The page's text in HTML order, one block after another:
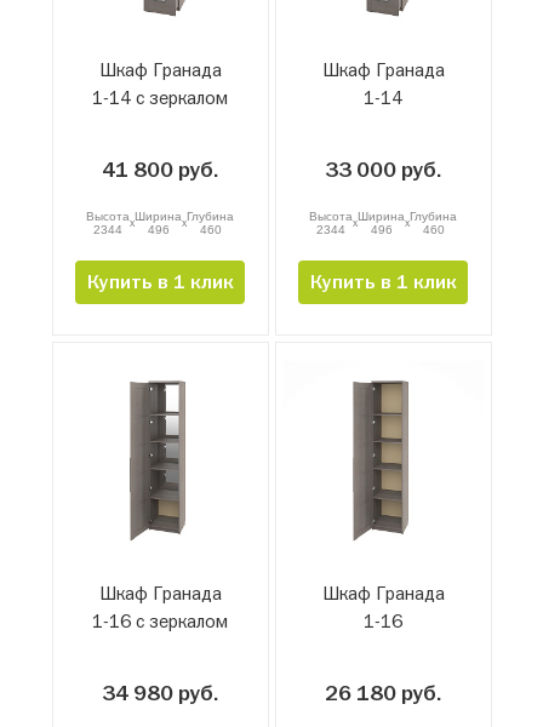
Шкаф Гранада
1-14 с зеркалом
41 800 руб.
Высота
2344
xШирина
496
xГлубина
460
Купить в 1 клик
Шкаф Гранада
1-14
33 000 руб.
Высота
2344
xШирина
496
xГлубина
460
Купить в 1 клик
Шкаф Гранада
1-16 с зеркалом
34 980 руб.
Шкаф Гранада
1-16
26 180 руб.